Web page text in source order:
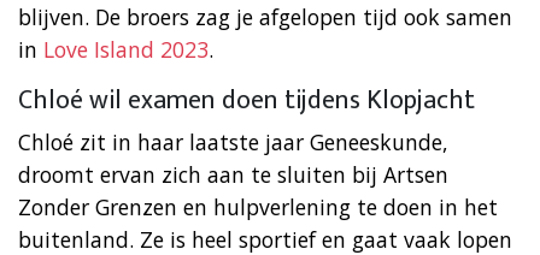
blijven. De broers zag je afgelopen tijd ook samen
in Love Island 2023.
Chloé wil examen doen tijdens Klopjacht
Chloé zit in haar laatste jaar Geneeskunde,
droomt ervan zich aan te sluiten bij Artsen
Zonder Grenzen en hulpverlening te doen in het
buitenland. Ze is heel sportief en gaat vaak lopen